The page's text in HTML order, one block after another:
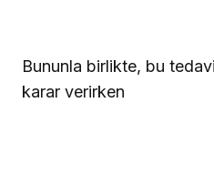
Bununla birlikte, bu
karar verirken